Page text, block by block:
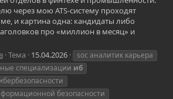
через мою ATS-систему проходят
и картина одна: кандидаты либо
про «миллион в месяц» и
Тема 15.04.2026
soc аналитик карьера
специализации иб
безопасности